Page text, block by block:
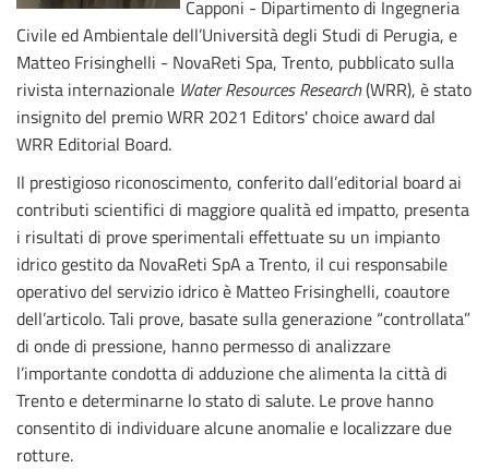
Capponi - Dipartimento di Ingegneria
Civile ed Ambientale dell’Università degli Studi di Perugia, e
Matteo Frisinghelli - NovaReti Spa, Trento, pubblicato sulla
rivista internazionale Water Resources Research(WRR), è stato
insignito del premio WRR 2021 Editors' choice award dal
WRR Editorial Board.
Il prestigioso riconoscimento, conferito dall’editorial board ai
contributi scientifici di maggiore qualità ed impatto, presenta
i risultati di prove sperimentali effettuate su un impianto
idrico gestito da NovaReti SpA a Trento, il cui responsabile
operativo del servizio idrico è Matteo Frisinghelli, coautore
dell’articolo. Tali prove, basate sulla generazione “controllata”
di onde di pressione, hanno permesso di analizzare
l’importante condotta di adduzione che alimenta la città di
Trento e determinarne lo stato di salute. Le prove hanno
consentito di individuare alcune anomalie e localizzare due
rotture.